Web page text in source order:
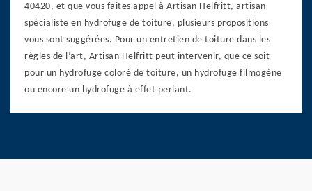
40420, et que vous faites appel à Artisan Helfritt, artisan
spécialiste en hydrofuge de toiture, plusieurs propositions
vous sont suggérées. Pour un entretien de toiture dans les
règles de l’art, Artisan Helfritt peut intervenir, que ce soit
pour un hydrofuge coloré de toiture, un hydrofuge filmogène
ou encore un hydrofuge à effet perlant.